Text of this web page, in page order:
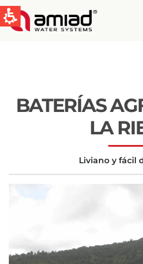
Casos de Estudio
Global
United
BATERÍAS
LA
Liviano y fácil